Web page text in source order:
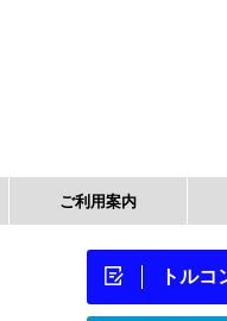
ご利用案内
トル